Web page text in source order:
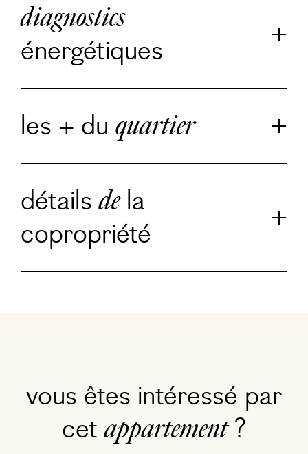
diagnostics
énergétiques
les + du quartier
détailsdela
copropriété
vous êtes intéressé par
cetappartement?